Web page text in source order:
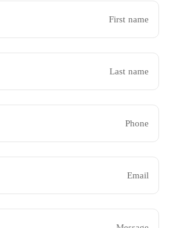
First name
Last name
Phone
Email
Message